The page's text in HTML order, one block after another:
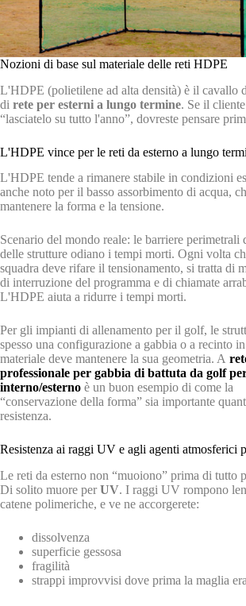
Nozioni di base sul materiale delle reti HDPE
L'HDPE (polietilene ad alta densità) è il cavallo
di rete per esterni a lungo termine. Se il
“lasciatelo su tutto l'anno”, dovreste pensare
L'HDPE vince per le reti da esterno a lungo
L'HDPE tende a rimanere stabile in condizioni
anche noto per il basso assorbimento di acqua,
mantenere la forma e la tensione.
Scenario del mondo reale: le barriere perimetrali
delle strutture odiano i tempi morti. Ogni volta
squadra deve rifare il tensionamento, si tratta di
di interruzione del programma e di chiamate
L'HDPE aiuta a ridurre i tempi morti.
Per gli impianti di allenamento per il golf, le
spesso una configurazione a gabbia o a recinto
materiale deve mantenere la sua geometria. A
professionale per gabbia di battuta da golf
interno/esterno è un buon esempio di come la
“conservazione della forma” sia importante
resistenza.
Resistenza ai raggi UV e agli agenti atmosferici
Le reti da esterno non “muoiono” prima di tutto
Di solito muore perUV. I raggi UV rompono
catene polimeriche, e ve ne accorgerete:
dissolvenza
superficie gessosa
fragilità
strappi improvvisi dove prima la maglia